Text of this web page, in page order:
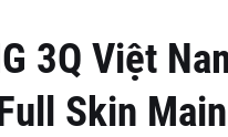
3Q Việt
Skin